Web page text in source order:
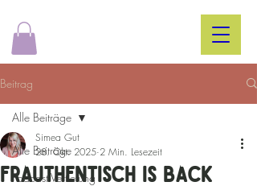
Beitrag
Alle Beiträge
Podcast Vertiefung
Alle Beiträge
FraUthENtISCh IS baCK
Simea Gut
28. Okt. 2025 2 Min. Lesezeit